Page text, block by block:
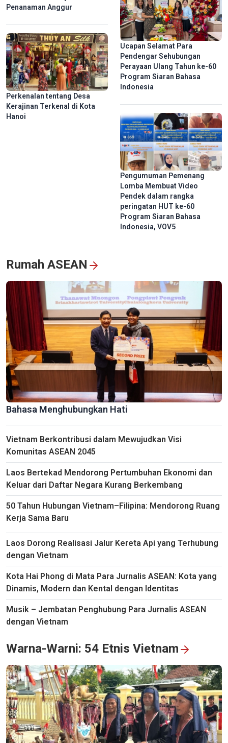
Jejak Langkah Demi Misi Kemanusiaan
Pertunjukan Pemetaan 3D yang Memukau untuk Rayakan HUT
ke-50 Kota Sai Gon -Gia Dinh Menyandang Nama Presiden Ho
60 Tahun – Perjalanan Penuh Kebanggaan, Reuni Penuh Emosi
Batu Bata dan Keramik”
Duta Besar Indonesia: Program Siaran Bahasa Indonesia VOV
Merupakan Jembatan Penting bagi Hubungan Bilateral
Menaklukkan Keindahan Misterius Gua Hua Ma, Provinsi Thai
Nguyen
Penanaman Anggur
Perkenalan tentang Desa
Kerajinan Terkenal di Kota
Hanoi
Ucapan Selamat Para
Pendengar Sehubungan
Perayaan Ulang Tahun ke-60
Program Siaran Bahasa
Indonesia
Pengumuman Pemenang
Lomba Membuat Video
Pendek dalam rangka
peringatan HUT ke-60
Program Siaran Bahasa
Indonesia, VOV5
Rumah ASEAN
Bahasa Menghubungkan Hati
Vietnam Berkontribusi dalam Mewujudkan Visi
Komunitas ASEAN 2045
Laos Bertekad Mendorong Pertumbuhan Ekonomi dan
Keluar dari Daftar Negara Kurang Berkembang
50 Tahun Hubungan Vietnam–Filipina: Mendorong Ruang
Kerja Sama Baru
Laos Dorong Realisasi Jalur Kereta Api yang Terhubung
dengan Vietnam
Kota Hai Phong di Mata Para Jurnalis ASEAN: Kota yang
Dinamis, Modern dan Kental dengan Identitas
Musik – Jembatan Penghubung Para Jurnalis ASEAN
dengan Vietnam
Warna-Warni: 54 Etnis Vietnam